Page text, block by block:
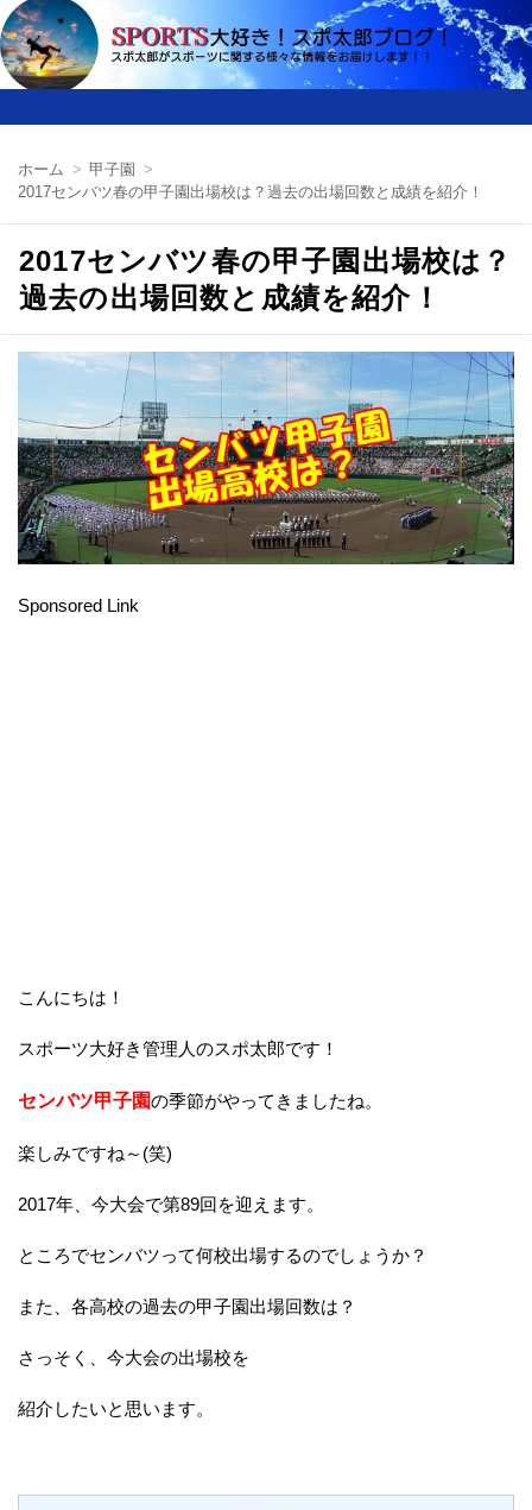
ホーム
甲子園
2017センバツ春の甲子園出場校は？過去の出場回数と成績を紹介！
2017センバツ春の甲子園出場校は？
過去の出場回数と成績を紹介！
Sponsored Link
こんにちは！
スポーツ大好き管理人のスポ太郎です！
センバツ甲子園の季節がやってきましたね。
楽しみですね～(笑)
2017年、今大会で第89回を迎えます。
ところでセンバツって何校出場するのでしょうか？
また、各高校の過去の甲子園出場回数は？
さっそく、今大会の出場校を
紹介したいと思います。